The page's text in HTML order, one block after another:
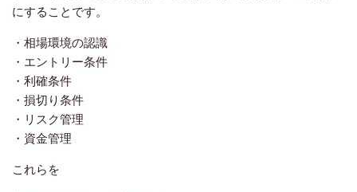
にすることです。
・相場環境の認識
・エントリー条件
・利確条件
・損切り条件
・リスク管理
・資金管理
これらを